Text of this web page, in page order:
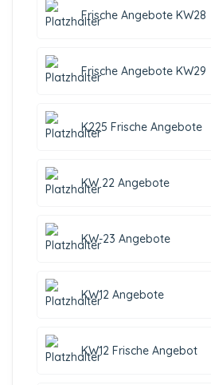
Frische Angebote KW28
Frische Angebote KW29
K225 Frische Angebote
KW 22 Angebote
KW-23 Angebote
KW12 Angebote
KW12 Frische Angebot